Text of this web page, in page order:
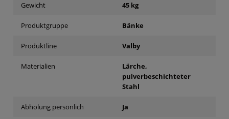
Gewicht 45 kg
Produktgruppe Bänke
Produktline Valby
Materialien
Lärche,
pulverbeschichteter
Stahl
Abholung persönlich Ja